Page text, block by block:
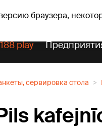
браузера,
Fredis, Madars Прогноз
play
сервировка стола